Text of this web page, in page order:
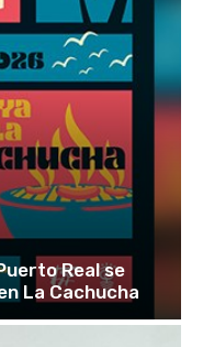
Real se
La Cachucha